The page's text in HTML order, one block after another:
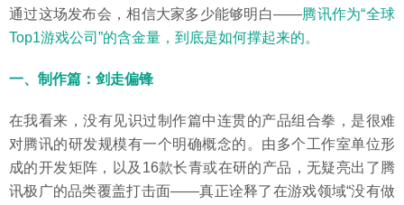
通过这场发布会，相信大家多少能够明白——腾讯作为“全球
Top1游戏公司”的含金量，到底是如何撑起来的。
一、制作篇：剑走偏锋
在我看来，没有见识过制作篇中连贯的产品组合拳，是很难
对腾讯的研发规模有一个明确概念的。由多个工作室单位形
成的开发矩阵，以及16款长青或在研的产品，无疑亮出了腾
讯极广的品类覆盖打击面——真正诠释了在游戏领域“没有做